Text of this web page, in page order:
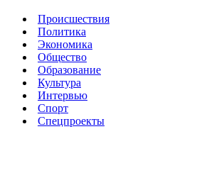
Происшествия
Политика
Экономика
Общество
Образование
Культура
Интервью
Спорт
Спецпроекты